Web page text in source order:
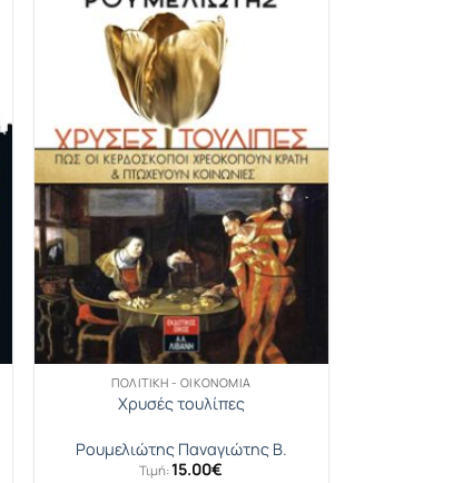
ΠΟΛΙΤΙΚΉ - ΟΙΚΟΝΟΜΊΑ
Χρυσές τουλίπες
Ρουμελιώτης Παναγιώτης Β.
Τιμή:15.00€